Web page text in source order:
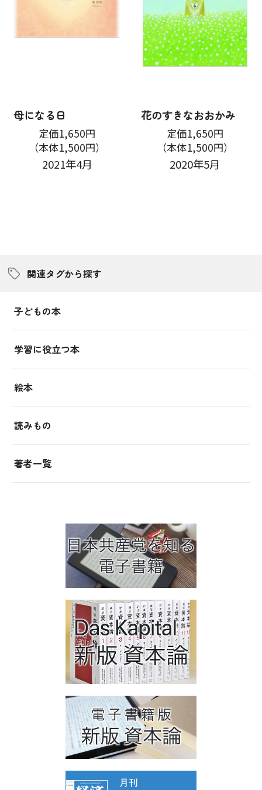
母になる日
定価1,650円
（本体1,500円）
2021年4月
花のすきなおおかみ
定価1,650円
（本体1,500円）
2020年5月
関連タグから探す
子どもの本
学習に役立つ本
絵本
読みもの
著者一覧